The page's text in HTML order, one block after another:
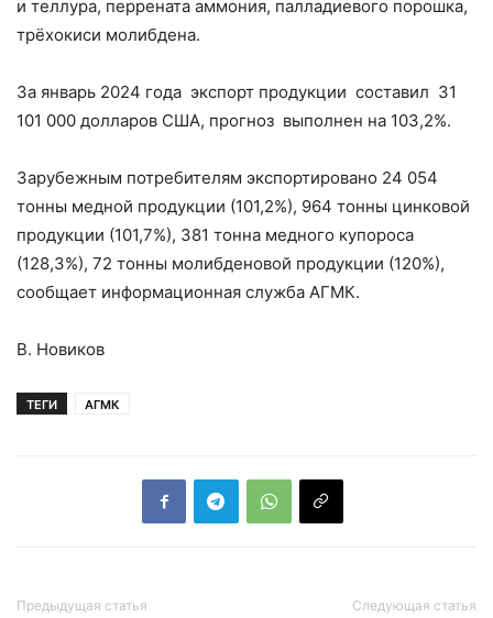
и теллура, перрената аммония, палладиевого порошка,
трёхокиси молибдена.
За январь 2024 года экспорт продукции составил 31
101 000 долларов США, прогноз выполнен на 103,2%.
Зарубежным потребителям экспортировано 24 054
тонны медной продукции (101,2%), 964 тонны цинковой
продукции (101,7%), 381 тонна медного купороса
(128,3%), 72 тонны молибденовой продукции (120%),
сообщает информационная служба АГМК.
В. Новиков
ТЕГИ АГМК
Предыдущая статья Следующая статья